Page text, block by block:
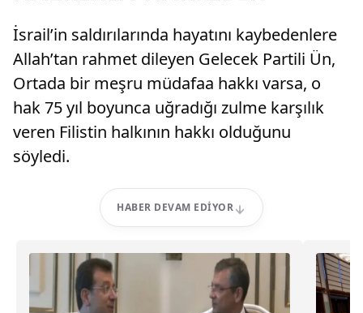
İsrail’in saldırılarında hayatını kaybedenlere
Allah’tan rahmet dileyen Gelecek Partili Ün,
Ortada bir meşru müdafaa hakkı varsa, o
hak 75 yıl boyunca uğradığı zulme karşılık
veren Filistin halkının hakkı olduğunu
söyledi.
HABER DEVAM EDIYOR